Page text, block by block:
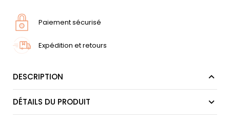
Paiement sécurisé
Expédition et retours
DESCRIPTION
DÉTAILS DU PRODUIT